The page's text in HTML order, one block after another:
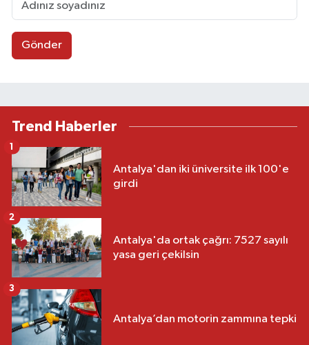
Gönder
Trend Haberler
Antalya'dan iki üniversite ilk 100'e
girdi
1
Antalya'da ortak çağrı: 7527 sayılı
yasa geri çekilsin
2
Antalya’dan motorin zammına tepki
3